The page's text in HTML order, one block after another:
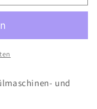
und